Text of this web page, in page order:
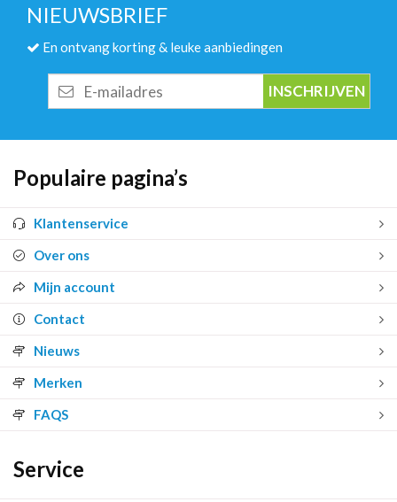
NIEUWSBRIEF
En ontvang korting & leuke aanbiedingen
mailadres
Populaire pagina’s
Klantenservice
Over ons
Mijn account
Contact
Nieuws
Merken
FAQS
Service